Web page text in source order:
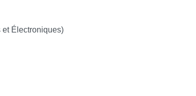
et Électroniques)